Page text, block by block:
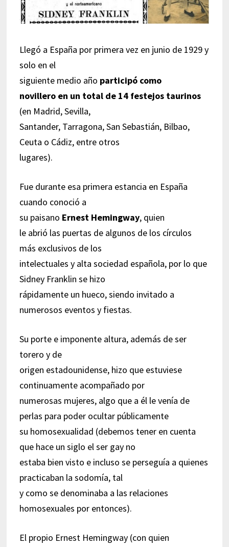
Llegó a España por primera vez en junio de 1929 y
solo en el
siguiente medio año participó como
novillero en un total de 14 festejos taurinos
(en Madrid, Sevilla,
Santander, Tarragona, San Sebastián, Bilbao,
Ceuta o Cádiz, entre otros
lugares).
Fue durante esa primera estancia en España
cuando conoció a
su paisano Ernest Hemingway, quien
le abrió las puertas de algunos de los círculos
más exclusivos de los
intelectuales y alta sociedad española, por lo que
Sidney Franklin se hizo
rápidamente un hueco, siendo invitado a
numerosos eventos y fiestas.
Su porte e imponente altura, además de ser
torero y de
origen estadounidense, hizo que estuviese
continuamente acompañado por
numerosas mujeres, algo que a él le venía de
perlas para poder ocultar públicamente
su homosexualidad (debemos tener en cuenta
que hace un siglo el ser gay no
estaba bien visto e incluso se perseguía a quienes
practicaban la sodomía, tal
y como se denominaba a las relaciones
homosexuales por entonces).
El propio Ernest Hemingway (con quien